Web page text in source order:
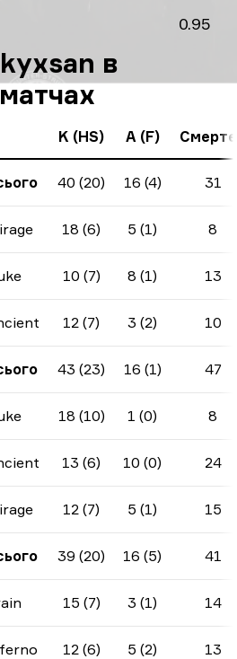
0.95
в
K (HS) A (F)
40 (20) 16 (4) 31
18 (6) 5 (1) 8
10 (7) 8 (1) 13
12 (7) 3 (2) 10
43 (23) 16 (1) 47
18 (10) 1 (0) 8
13 (6) 10 (0) 24
12 (7) 5 (1) 15
39 (20) 16 (5) 41
15 (7) 3 (1) 14
12 (6) 5 (2) 13